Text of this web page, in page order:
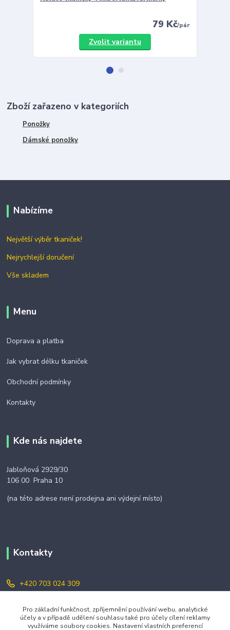
79 Kč/pár
Zvolit variantu
Zboží zařazeno v kategoriích
Ponožky
Dámské ponožky
Nabízíme
Největší výběr tkaniček!
Nejrychlejší doručení
Vše skladem
Menu
Doprava a platba
Jak vybrat délku tkaniček
Obchodní podmínky
Kontakty
Kde nás najdete
Jabloňová 2929/30
106 00 Praha 10
(na této adrese není prodejna ani výdejní místo)
Kontakty
+420 703 024 309
objednavky@zavazuj.cz
Pro základní funkčnost, zpříjemnění používání webu, analytické
účely a v případě udělení souhlasu také pro účely cílení reklamy
využíváme soubory cookies. Nastavení vlastních preferencí